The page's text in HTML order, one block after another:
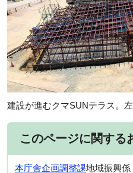
建設が進むクマSUNテラス。
このページに関する
本庁舎企画調整課地域振興係